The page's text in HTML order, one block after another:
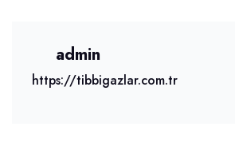
admin
https://tibbigazlar.com.tr